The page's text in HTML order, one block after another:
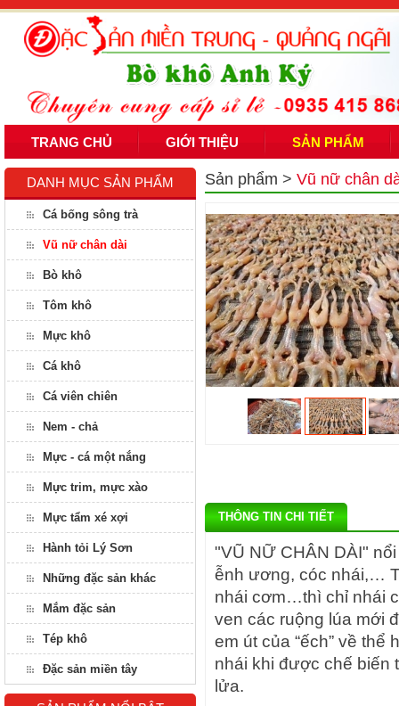
TRANG CHỦ GIỚI THIỆU SẢN PHẨM
DANH MỤC SẢN PHẨM
Cá bống sông trà
Vũ nữ chân dài
Bò khô
Tôm khô
Mực khô
Cá khô
Cá viên chiên
Nem - chả
Mực - cá một nắng
Mực trim, mực xào
Mực tẩm xé xợi
Hành tỏi Lý Sơn
Những đặc sản khác
Mắm đặc sản
Tép khô
Đặc sản miền tây
Sản phẩm > Vũ nữ chân
THÔNG TIN CHI TIẾT
"VŨ NỮ CHÂN DÀI"
ễnh ương, cóc nhái,…
nhái cơm…thì chỉ nhái
ven các ruộng lúa mới
em út của “ếch” về
nhái khi được chế biến
lửa.